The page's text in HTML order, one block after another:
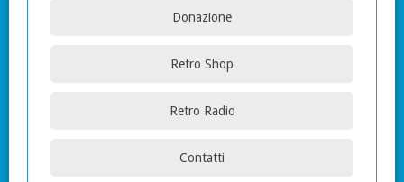
Donazione
Retro Shop
Retro Radio
Contatti